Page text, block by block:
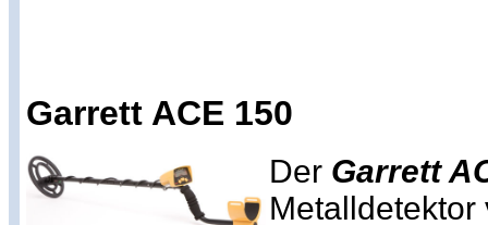
Garrett ACE 150
Der Garrett
Metalldetektor